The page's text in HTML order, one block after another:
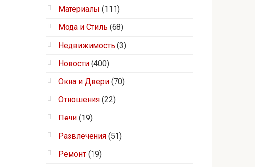
Материалы (111)
Мода и Стиль (68)
Недвижимость (3)
Новости (400)
Окна и Двери (70)
Отношения (22)
Печи (19)
Развлечения (51)
Ремонт (19)